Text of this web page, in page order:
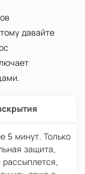
давайте
5 минут. Только
защита,
рассыплется,